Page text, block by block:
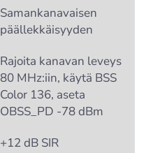
Samankanavaisen
päällekkäisyyden
Rajoita kanavan leveys
80 MHz:iin, käytä BSS
Color 136, aseta
OBSS_PD ‑78 dBm
+12 dB SIR